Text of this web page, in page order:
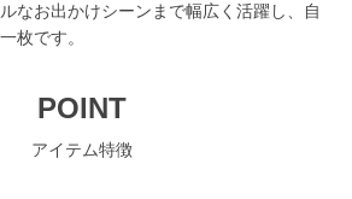
なお出かけシーンまで幅広く活躍し、自
枚です。
POINT
アイテム特徴